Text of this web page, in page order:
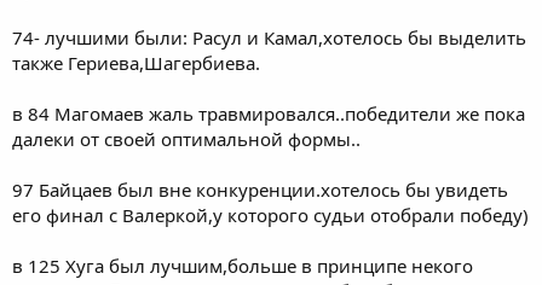
74- лучшими были: Расул и Камал,хотелось бы выделить
также Гериева,Шагербиева.
в 84 Магомаев жаль травмировался..победители же пока
далеки от своей оптимальной формы..
97 Байцаев был вне конкуренции.хотелось бы увидеть
его финал с Валеркой,у которого судьи отобрали победу)
в 125 Хуга был лучшим,больше в принципе некого